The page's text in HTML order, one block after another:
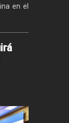
en el